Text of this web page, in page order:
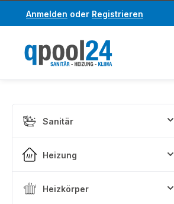
Hauptinhalt springen
Zur Suche springen
Anmelden oder Registrieren
Sanitär
Heizung
Heizkörper